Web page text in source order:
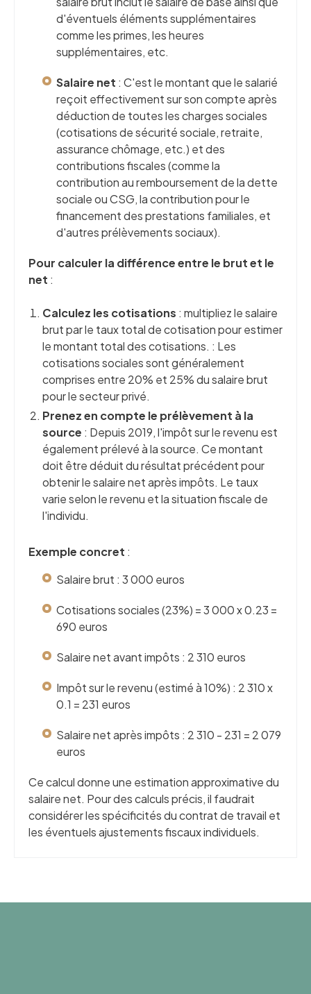
d'éventuels éléments supplémentaires
comme les primes, les heures
supplémentaires, etc.
Salaire net : C'est le montant que le salarié
reçoit effectivement sur son compte après
déduction de toutes les charges sociales
(cotisations de sécurité sociale, retraite,
assurance chômage, etc.) et des
contributions fiscales (comme la
contribution au remboursement de la dette
sociale ou CSG, la contribution pour le
financement des prestations familiales, et
d'autres prélèvements sociaux).
Pour calculer la différence entre le brut et le
net :
Calculez les cotisations : multipliez le salaire
brut par le taux total de cotisation pour estimer
le montant total des cotisations. : Les
cotisations sociales sont généralement
comprises entre 20% et 25% du salaire brut
pour le secteur privé.
Prenez en compte le prélèvement à la
source : Depuis 2019, l'impôt sur le revenu est
également prélevé à la source. Ce montant
doit être déduit du résultat précédent pour
obtenir le salaire net après impôts. Le taux
varie selon le revenu et la situation fiscale de
l'individu.
Exemple concret :
Salaire brut : 3 000 euros
Cotisations sociales (23%) = 3 000 x 0.23 =
690 euros
Salaire net avant impôts : 2 310 euros
Impôt sur le revenu (estimé à 10%) : 2 310 x
0.1 = 231 euros
Salaire net après impôts : 2 310 - 231 = 2 079
euros
Ce calcul donne une estimation approximative du
salaire net. Pour des calculs précis, il faudrait
considérer les spécificités du contrat de travail et
les éventuels ajustements fiscaux individuels.